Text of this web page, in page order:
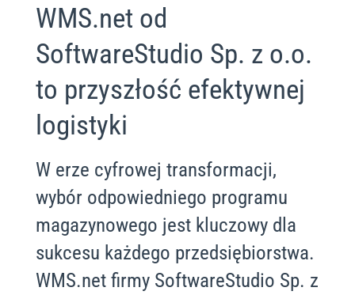
WMS.net od
SoftwareStudio Sp. z o.o.
to przyszłość efektywnej
logistyki
W erze cyfrowej transformacji,
wybór odpowiedniego programu
magazynowego jest kluczowy dla
sukcesu każdego przedsiębiorstwa.
WMS.net firmy SoftwareStudio Sp. z